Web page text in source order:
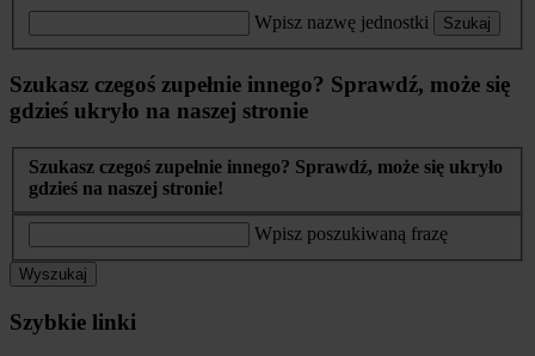
Wpisz nazwę jednostki Szukaj
Szukasz czegoś zupełnie innego? Sprawdź, może się
gdzieś ukryło na naszej stronie
Szukasz czegoś zupełnie innego? Sprawdź, może się ukryło
gdzieś na naszej stronie!
Wpisz poszukiwaną frazę
Wyszukaj
Szybkie linki